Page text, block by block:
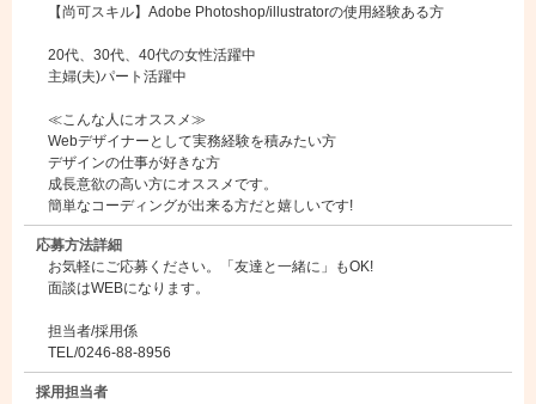
【尚可スキル】Adobe Photoshop/illustratorの使用経験ある方
20代、30代、40代の女性活躍中
主婦(夫)パート活躍中
≪こんな人にオススメ≫
Webデザイナーとして実務経験を積みたい方
デザインの仕事が好きな方
成長意欲の高い方にオススメです。
簡単なコーディングが出来る方だと嬉しいです!
応募方法詳細
お気軽にご応募ください。「友達と一緒に」もOK!
面談はWEBになります。
担当者/採用係
TEL/0246-88-8956
採用担当者